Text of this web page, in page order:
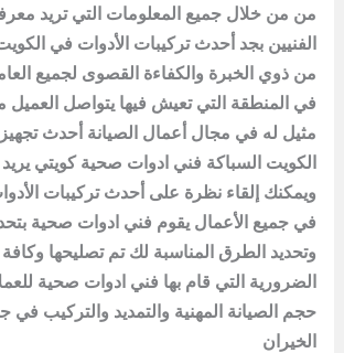
من من خلال جميع المعلومات التي تريد
الفنيين بجد أحدث تركيبات الأدوات في
من ذوي الخبرة والكفاءة القصوى لجميع
في المنطقة التي تعيش فيها يتواصل العميل
مثيل له في مجال أعمال الصيانة أحدث
الكويت السباكة فني ادوات صحية كويتي
ويمكنك إلقاء نظرة على أحدث تركيبات
في جميع الأعمال يقوم فني ادوات صحية
وتحديد الطرق المناسبة لك تم تصليحها
الضرورية التي قام بها فني ادوات صحية
حجم الصيانة المهنية والتمديد والتركيب في
الخيران